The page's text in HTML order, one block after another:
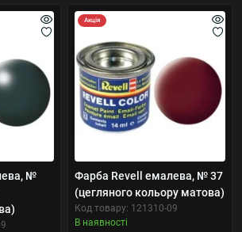
№
Акція
Фарба Revell емалева, № 37
(цегляного кольору матова)
Код товару: 121310-09
В наявності